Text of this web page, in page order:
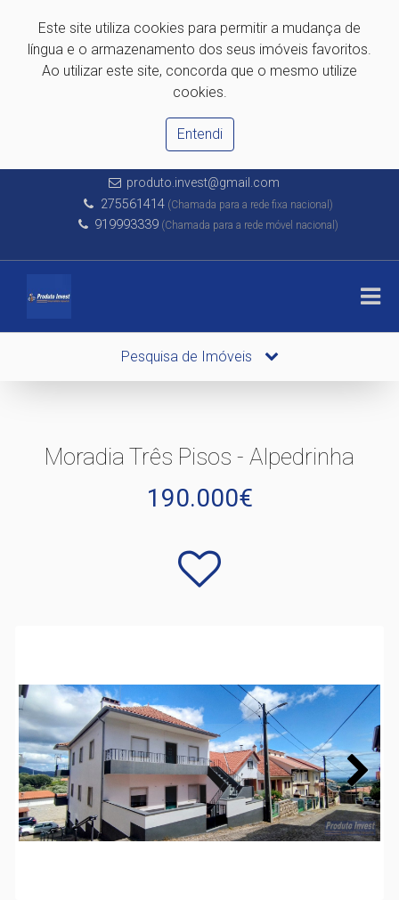
Este site utiliza cookies para permitir a mudança de
língua e o armazenamento dos seus imóveis favoritos.
Ao utilizar este site, concorda que o mesmo utilize
cookies.
Entendi
produto.invest@gmail.com
275561414(Chamada para a rede fixa nacional)
919993339 (Chamada para a rede móvel nacional)
Pesquisa de Imóveis
Moradia Três Pisos - Alpedrinha
190.000€
Next